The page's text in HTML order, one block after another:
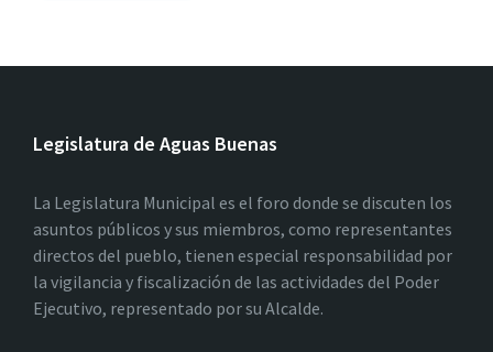
Legislatura de Aguas Buenas
La Legislatura Municipal es el foro donde se discuten los
asuntos públicos y sus miembros, como representantes
directos del pueblo, tienen especial responsabilidad por
la vigilancia y fiscalización de las actividades del Poder
Ejecutivo, representado por su Alcalde.